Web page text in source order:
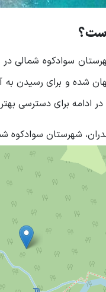
سوادکوه شمالی
شده و برای رسیدن
ادامه برای دسترسی
شهرستان سوادکوه